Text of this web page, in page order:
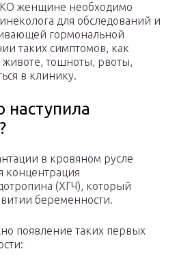
женщине необходимо
для обследований и
гормональной
таких симптомов, как
животе, тошноты, рвоты,
в клинику.
наступила
в кровяном русле
(ХГЧ), который
беременности.
появление таких первых